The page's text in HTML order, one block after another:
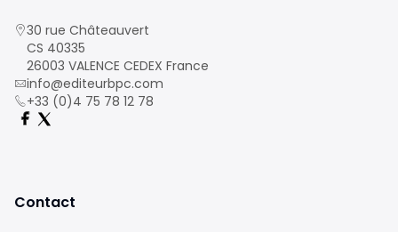
30 rue Châteauvert
CS 40335
26003 VALENCE CEDEX France
info@editeurbpc.com
+33 (0)4 75 78 12 78
Contact